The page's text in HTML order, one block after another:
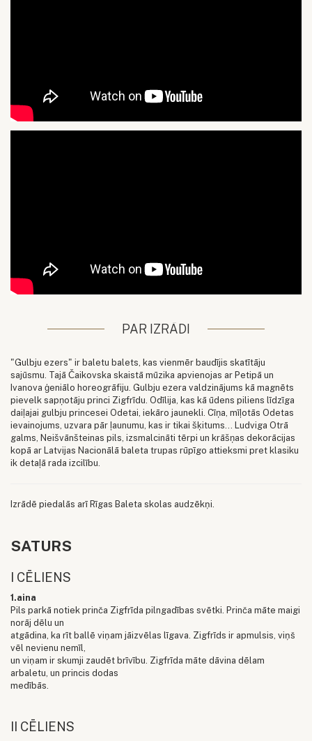
PAR IZRĀDI
"Gulbju ezers" ir baletu balets, kas vienmēr baudījis skatītāju
sajūsmu. Tajā Čaikovska skaistā mūzika apvienojas ar Petipā un
Ivanova ģeniālo horeogrāfiju. Gulbju ezera valdzinājums kā magnēts
pievelk sapņotāju princi Zigfrīdu. Odīlija, kas kā ūdens piliens līdzīga
daiļajai gulbju princesei Odetai, iekāro jaunekli. Cīņa, mīļotās Odetas
ievainojums, uzvara pār ļaunumu, kas ir tikai šķitums... Ludviga Otrā
galms, Neišvānšteinas pils, izsmalcināti tērpi un krāšņas dekorācijas
kopā ar Latvijas Nacionālā baleta trupas rūpīgo attieksmi pret klasiku
ik detaļā rada izcilību.
Izrādē piedalās arī Rīgas Baleta skolas audzēkņi.
SATURS
I CĒLIENS
1.aina
Pils parkā notiek prinča Zigfrīda pilngadības svētki. Prinča māte maigi
norāj dēlu un
atgādina, ka rīt ballē viņam jāizvēlas līgava. Zigfrīds ir apmulsis, viņš
vēl nevienu nemīl,
un viņam ir skumji zaudēt brīvību. Zigfrīda māte dāvina dēlam
arbaletu, un princis dodas
medībās.
II CĒLIENS